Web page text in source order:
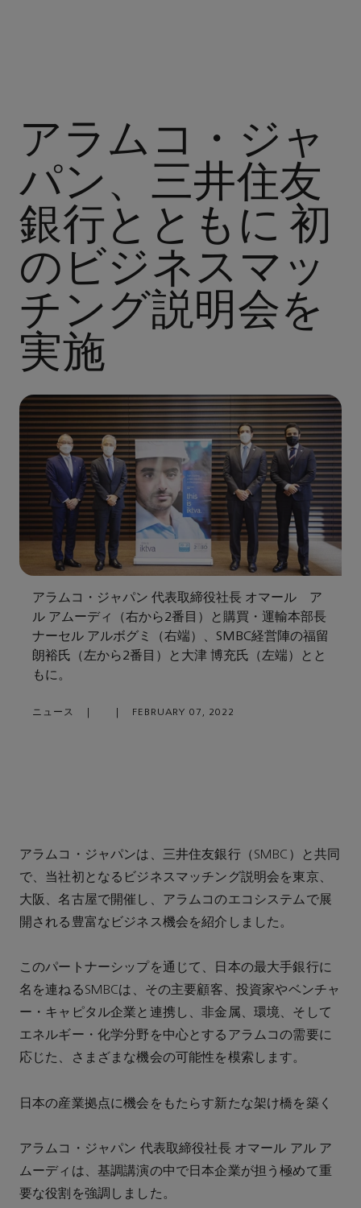
アラムコ・ジャ
パン、三井住友
銀行とともに 初
のビジネスマッ
チング説明会を
実施
アラムコ・ジャパン 代表取締役社長 オマール ア
ル アムーディ（右から2番目）と購買・運輸本部長
ナーセル アルボグミ（右端）、SMBC経営陣の福留
朗裕氏（左から2番目）と大津 博充氏（左端）とと
もに。
ニュース FEBRUARY 07, 2022
アラムコ・ジャパンは、三井住友銀行（SMBC）と共同
で、当社初となるビジネスマッチング説明会を東京、
大阪、名古屋で開催し、アラムコのエコシステムで展
開される豊富なビジネス機会を紹介しました。
このパートナーシップを通じて、日本の最大手銀行に
名を連ねるSMBCは、その主要顧客、投資家やベンチャ
ー・キャピタル企業と連携し、非金属、環境、そして
エネルギー・化学分野を中心とするアラムコの需要に
応じた、さまざまな機会の可能性を模索します。
日本の産業拠点に機会をもたらす新たな架け橋を築く
アラムコ・ジャパン 代表取締役社長 オマール アル ア
ムーディは、基調講演の中で日本企業が担う極めて重
要な役割を強調しました。